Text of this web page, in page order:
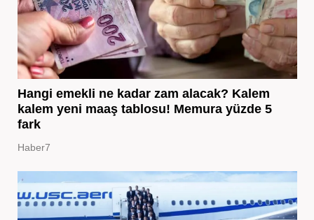
Hangi emekli ne kadar zam alacak? Kalem
kalem yeni maaş tablosu! Memura yüzde 5
fark
Haber7